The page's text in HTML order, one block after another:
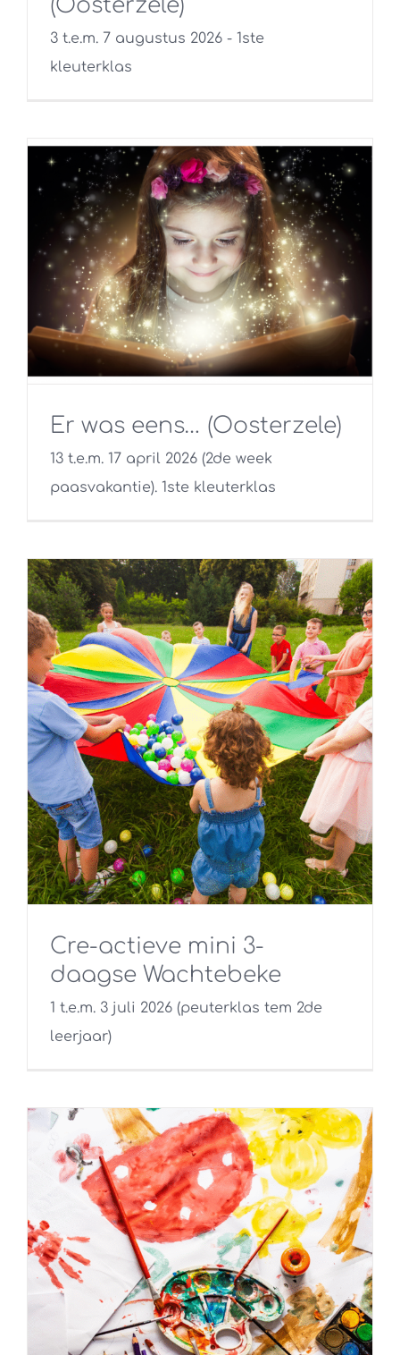
(Oosterzele)
3 t.e.m. 7 augustus 2026 - 1ste
kleuterklas
Er was eens… (Oosterzele)
13 t.e.m. 17 april 2026 (2de week
paasvakantie). 1ste kleuterklas
Cre-actieve mini 3-
daagse Wachtebeke
1 t.e.m. 3 juli 2026 (peuterklas tem 2de
leerjaar)